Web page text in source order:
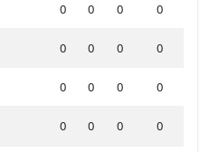
0 0 0 0
0 0 0 0
0 0 0 0
0 0 0 0